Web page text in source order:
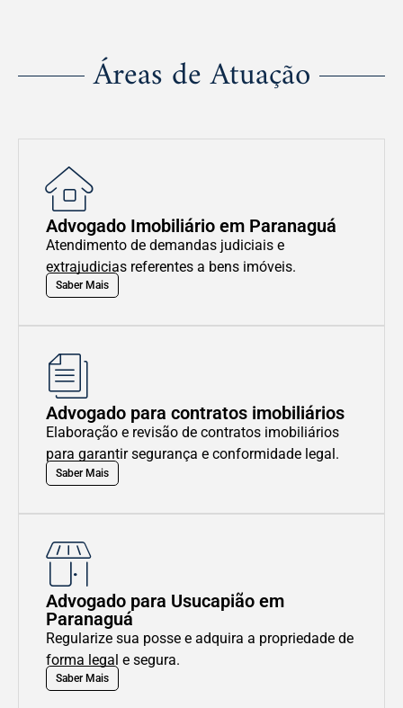
Áreas de Atuação
Advogado Imobiliário em Paranaguá
Atendimento de demandas judiciais e
extrajudicias referentes a bens imóveis.
Saber Mais
Advogado para contratos imobiliários
Elaboração e revisão de contratos imobiliários
para garantir segurança e conformidade legal.
Saber Mais
Advogado para Usucapião em
Paranaguá
Regularize sua posse e adquira a propriedade de
forma legal e segura.
Saber Mais